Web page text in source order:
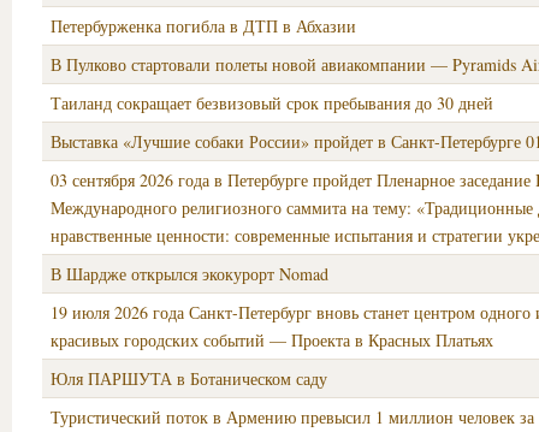
Петербурженка погибла в ДТП в Абхазии
В Пулково стартовали полеты новой авиакомпании — Pyramids
Таиланд сокращает безвизовый срок пребывания до 30 дней
Выставка «Лучшие собаки России» пройдет в Санкт-Петербурге
03 сентября 2026 года в Петербурге пройдет Пленарное заседание
Международного религиозного саммита на тему: «Традиционные
нравственные ценности: современные испытания и стратегии
В Шардже открылся экокурорт Nomad
19 июля 2026 года Санкт-Петербург вновь станет центром одного
красивых городских событий — Проекта в Красных Платьях
Юля ПАРШУТА в Ботаническом саду
Туристический поток в Армению превысил 1 миллион человек за